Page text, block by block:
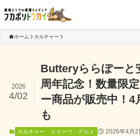
ホーム カルチャー
Butteryららぽーと
周年記念！数量限
ー商品が販売中！
も
2026
4/02
カルチャー スイーツ・グルメ 2026年4月2